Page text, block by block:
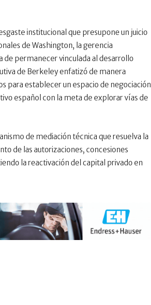
institucional que presupone un juicio
de Washington, la gerencia
permanecer vinculada al desarrollo
de Berkeley enfatizó de manera
para establecer un espacio de negociación
español con la meta de explorar vías de
de mediación técnica que resuelva la
de las autorizaciones, concesiones
la reactivación del capital privado en